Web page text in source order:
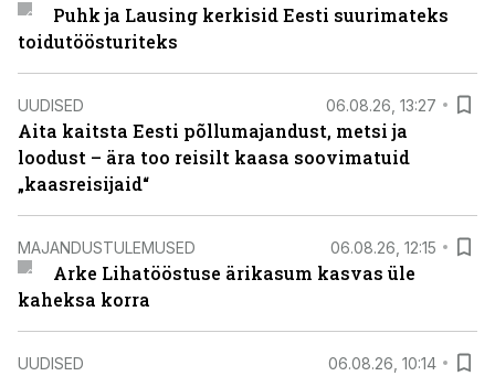
Puhk ja Lausing kerkisid Eesti suurimateks
toidutöösturiteks
UUDISED 06.08.26, 13:27
Aita kaitsta Eesti põllumajandust, metsi ja
loodust – ära too reisilt kaasa soovimatuid
„kaasreisijaid“
MAJANDUSTULEMUSED 06.08.26, 12:15
Arke Lihatööstuse ärikasum kasvas üle
kaheksa korra
UUDISED 06.08.26, 10:14